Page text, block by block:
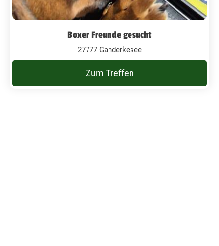
Boxer Freunde gesucht
27777 Ganderkesee
Zum Treffen